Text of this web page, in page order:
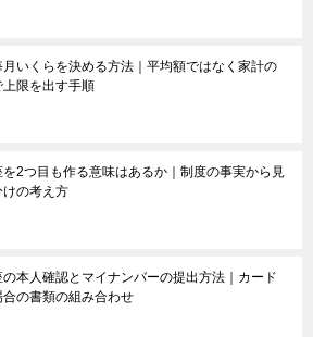
月いくらを決める方法｜平均額ではなく家計の
上限を出す手順
を2つ目も作る意味はあるか｜制度の事実から見
けの考え方
本人確認とマイナンバーの提出方法｜カード
合の書類の組み合わせ